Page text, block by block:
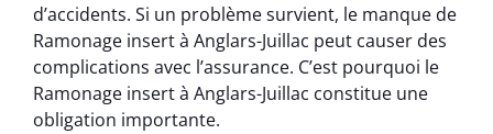
d’accidents. Si un problème survient, le manque de
Ramonage insert à Anglars-Juillac peut causer des
complications avec l’assurance. C’est pourquoi le
Ramonage insert à Anglars-Juillac constitue une
obligation importante.